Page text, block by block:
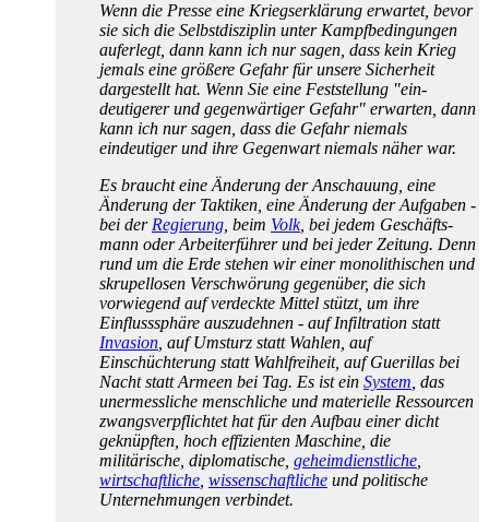
Wenn die Presse eine Kriegs­erklärung erwartet, bevor
sie sich die Selbst­disziplin unter Kampf­bedingungen
auferlegt, dann kann ich nur sagen, dass kein Krieg
jemals eine größere Gefahr für unsere Sicherheit
dargestellt hat. Wenn Sie eine Feststellung "ein­
deutigerer und gegen­wärtiger Gefahr" erwarten, dann
kann ich nur sagen, dass die Gefahr niemals
eindeutiger und ihre Gegenwart niemals näher war.
Es braucht eine Änderung der Anschauung, eine
Änderung der Taktiken, eine Änderung der Aufgaben -
bei der Regierung , beim Volk, bei jedem Geschäfts­
mann oder Arbeiter­führer und bei jeder Zeitung. Denn
rund um die Erde stehen wir einer monolithischen und
skrupellosen Verschwörung gegenüber, die sich
vorwiegend auf verdeckte Mittel stützt, um ihre
Einfluss­sphäre auszudehnen - auf Infiltration statt
Invasion , auf Umsturz statt Wahlen, auf
Einschüchterung statt Wahlfreiheit, auf Guerillas bei
Nacht statt Armeen bei Tag. Es ist ein System , das
unermessliche menschliche und materielle Ressourcen
zwangs­verpflichtet hat für den Aufbau einer dicht
geknüpften, hoch effizienten Maschine, die
militärische, diplomatische, geheimdienstliche
wirtschaftliche wissenschaftliche und politische
Unternehmungen verbindet.